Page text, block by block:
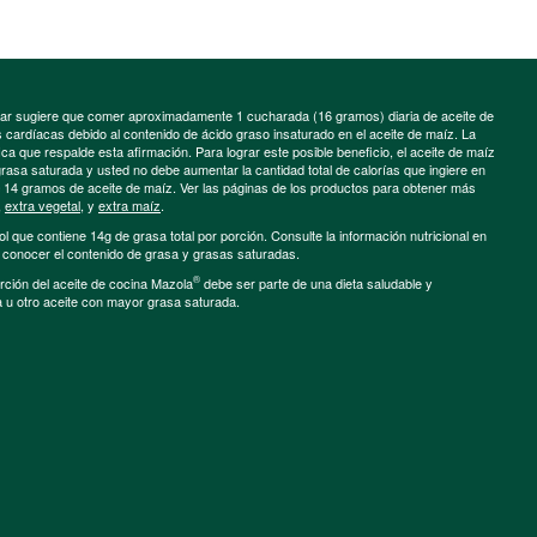
sugiere que comer aproximadamente 1 cucharada (16 gramos) diaria de aceite de
debido al contenido de ácido graso insaturado en el aceite de maíz. La
que respalde esta afirmación. Para lograr este posible beneficio, el aceite de maíz
saturada y usted no debe aumentar la cantidad total de calorías que ingiere en
gramos de aceite de maíz. Ver las páginas de los productos para obtener más
extra vegetal, y extra maíz.
que contiene 14g de grasa total por porción. Consulte la información nutricional en
el contenido de grasa y grasas saturadas.
del aceite de cocina Mazola® debe ser parte de una dieta saludable y
otro aceite con mayor grasa saturada.